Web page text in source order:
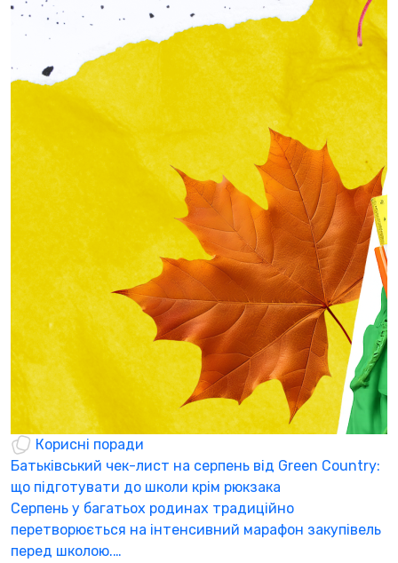
Корисні поради
Батьківський чек-лист на серпень від Green Country:
що підготувати до школи крім рюкзака
Серпень у багатьох родинах традиційно
перетворюється на інтенсивний марафон закупівель
перед школою.…